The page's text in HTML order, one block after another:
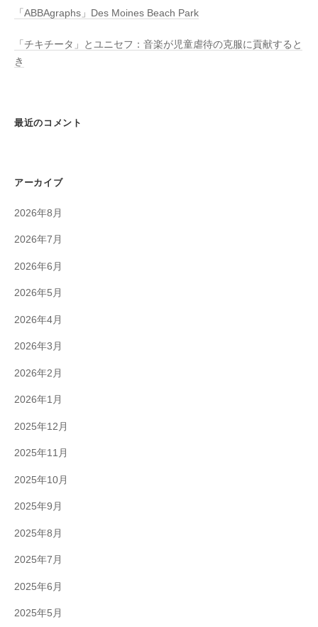
「ABBAgraphs」Des Moines Beach Park
「チキチータ」とユニセフ：音楽が児童虐待の克服に貢献すると
き
最近のコメント
アーカイブ
2026年8月
2026年7月
2026年6月
2026年5月
2026年4月
2026年3月
2026年2月
2026年1月
2025年12月
2025年11月
2025年10月
2025年9月
2025年8月
2025年7月
2025年6月
2025年5月